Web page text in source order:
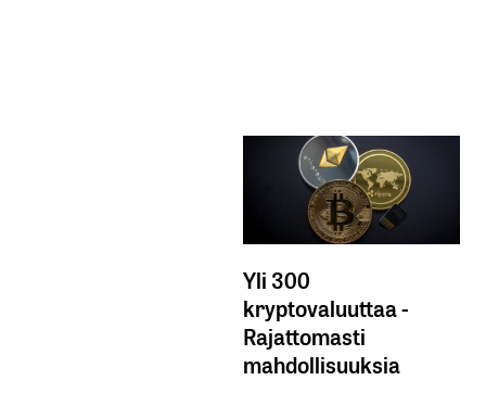
Yli 300
kryptovaluuttaa -
Rajattomasti
mahdollisuuksia